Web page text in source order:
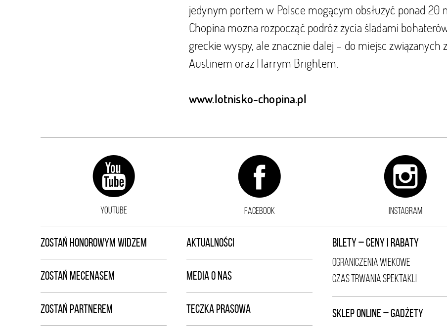
jedynym portem w Polsce mogącym obsłużyć ponad 20
Chopina można rozpocząć podróż życia śladami
greckie wyspy, ale znacznie dalej – do miejsc
Austinem oraz Harrym Brightem.
www.lotnisko-chopina.pl
YOUTUBE FACEBOOK INSTAGRAM
ZOSTAŃ HONOROWYM WIDZEM
ZOSTAŃ MECENASEM
ZOSTAŃ PARTNEREM
AKTUALNOŚCI
MEDIA O NAS
TECZKA PRASOWA
BILETY – CENY I RABATY
OGRANICZENIA WIEKOWE
CZAS TRWANIA SPEKTAKLI
SKLEP ONLINE – GADŻETY